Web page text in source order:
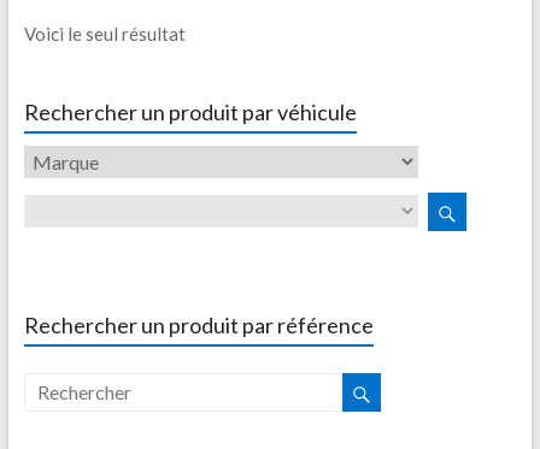
Voici le seul résultat
Rechercher un produit par véhicule
Rechercher un produit par référence